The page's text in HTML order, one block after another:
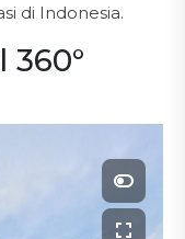
di Indonesia.